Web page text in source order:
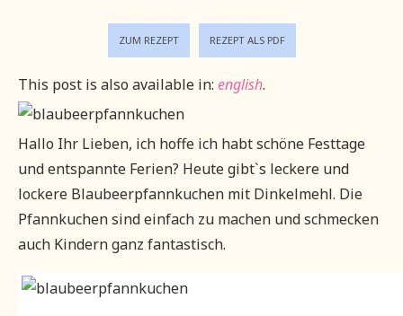
ZUM REZEPT REZEPT ALS PDF
This post is also available in: english.
Hallo Ihr Lieben, ich hoffe ich habt schöne Festtage
und entspannte Ferien? Heute gibt`s leckere und
lockere Blaubeerpfannkuchen mit Dinkelmehl. Die
Pfannkuchen sind einfach zu machen und schmecken
auch Kindern ganz fantastisch.